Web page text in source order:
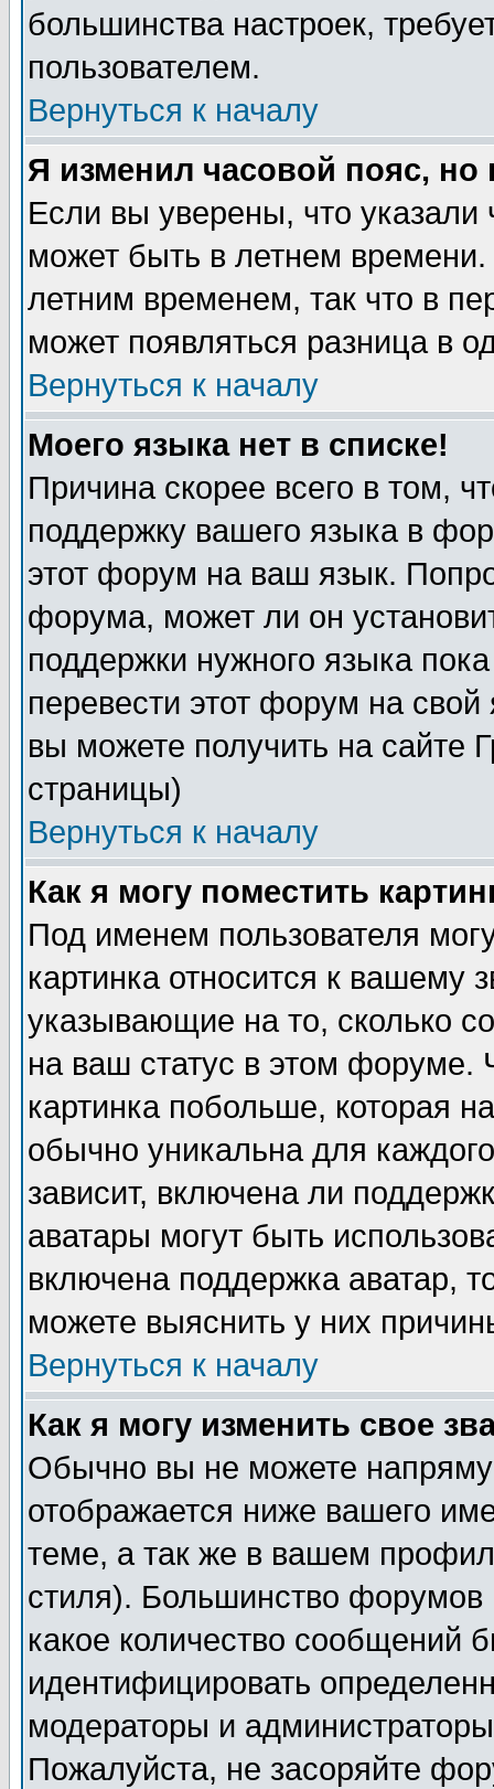
большинства настроек,
пользователем.
Вернуться к началу
Я изменил часовой пояс,
Если вы уверены, что указали
может быть в летнем
летним временем, так что в
может появляться разница в
Вернуться к началу
Моего языка нет в списке!
Причина скорее всего в том,
поддержку вашего языка в
этот форум на ваш язык.
форума, может ли он
поддержки нужного языка
перевести этот форум на
вы можете получить на сайте
страницы)
Вернуться к началу
Как я могу поместить
Под именем пользователя
картинка относится к вашему
указывающие на то, сколько
на ваш статус в этом форуме.
картинка побольше, которая
обычно уникальна для
зависит, включена ли
аватары могут быть
включена поддержка аватар,
можете выяснить у них
Вернуться к началу
Как я могу изменить свое
Обычно вы не можете
отображается ниже вашего
теме, а так же в вашем
стиля). Большинство форумов
какое количество сообщений
идентифицировать
модераторы и
Пожалуйста, не засоряйте